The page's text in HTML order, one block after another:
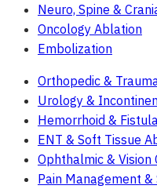
Neuro, Spine &
Oncology Ablation
Embolization
Orthopedic &
Urology &
Hemorrhoid &
ENT & Soft Tissue
Ophthalmic & Vision
Pain Management